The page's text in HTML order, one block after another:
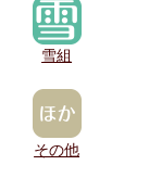
雪組
その他